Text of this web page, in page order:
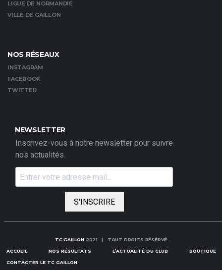
LIGUE DE NORMANDIE
VILLE DE GAILLON
NOS RÉSEAUX
INSTAGRAM
FACEBOOK
TWITTER
NEWSLETTER
Inscrivez-vous à notre newsletter pour suivre
nos actualités.
S'INSCRIRE
TC GAILLON2021 | TOUT DROITS RÉSÉRVÉ
ACCUEIL NOS RÉSULTATS L’ACTUALITÉ DU CLUB BOUTIQUE
CONTACTER LE TC GAILLON